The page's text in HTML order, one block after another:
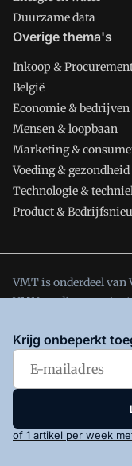
Duurzame data
Overige thema's
Inkoop &
België
Economie & bedrijven
Mensen & loopbaan
Marketing &
Voeding & gezondheid
Technologie &
Product &
VMT is onderdeel van
VMN media voor
enPrivacy en Cookie
Krijg onbeperkt
of 1 artikel per week